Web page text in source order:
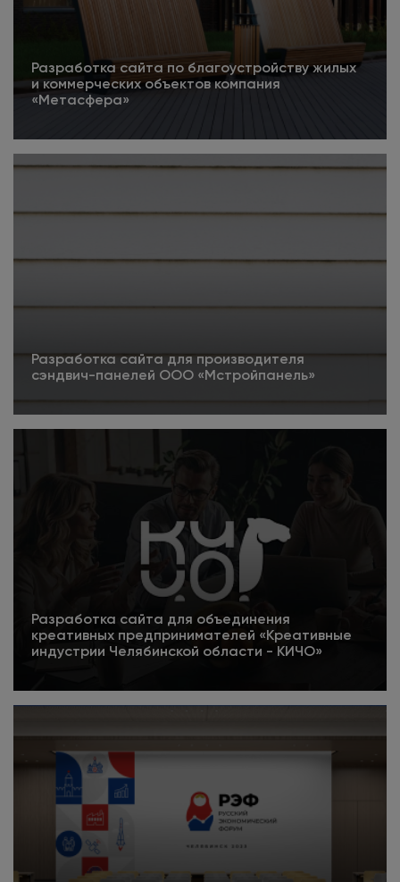
Разработка сайта по благоустройству жилых
и коммерческих объектов компания
«Метасфера»
Подробнее 4.5
Разработка сайта для производителя
сэндвич-панелей ООО «Мстройпанель»
Подробнее 5
Разработка сайта для объединения
креативных предпринимателей «Креативные
индустрии Челябинской области - КИЧО»
Подробнее 5